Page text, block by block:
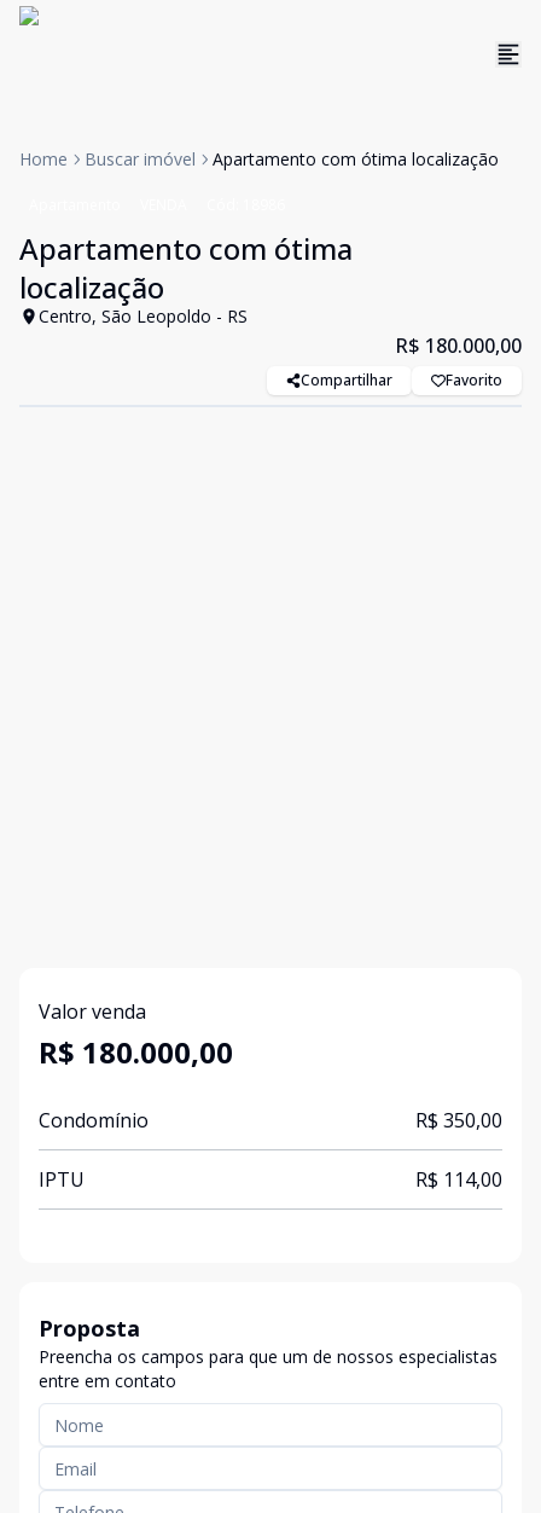
Home Buscar imóvel Apartamento com ótima localização
Apartamento com ótima
localização
Centro, São Leopoldo - RS
R$ 180.000,00
Compartilhar Favorito
Valor venda
R$ 180.000,00
Condomínio R$ 350,00
IPTU R$ 114,00
Proposta
Preencha os campos para que um de nossos especialistas
entre em contato